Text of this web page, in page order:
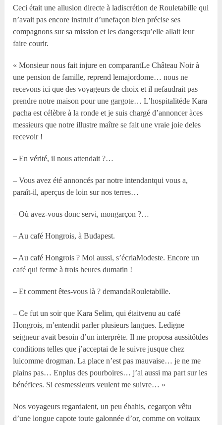
Ceci était une allusion directe à ladiscrétion de Rouletabille qui
n’avait pas encore instruit d’unefaçon bien précise ses
compagnons sur sa mission et les dangersqu’elle allait leur
faire courir.
« Monsieur nous fait injure en comparantLe Château Noir à
une pension de famille, reprend lemajordome… nous ne
recevons ici que des voyageurs de choix et il nefaudrait pas
prendre notre maison pour une gargote… L’hospitalitéde Kara
pacha est célèbre à la ronde et je suis chargé d’annoncer àces
messieurs que notre illustre maître se fait une vraie joie deles
recevoir !
– En vérité, il nous attendait ?…
– Vous avez été annoncés par notre intendantqui vous a,
paraît-il, aperçus de loin sur nos terres…
– Où avez-vous donc servi, mongarçon ?…
– Au café Hongrois, à Budapest.
– Au café Hongrois ? Moi aussi, s’écriaModeste. Encore un
café qui ferme à trois heures dumatin !
– Et comment êtes-vous là ? demandaRouletabille.
– Ce fut un soir que Kara Selim, qui étaitvenu au café
Hongrois, m’entendit parler plusieurs langues. Ledigne
seigneur avait besoin d’un interprète. Il me proposa aussitôtdes
conditions telles que j’acceptai de le suivre jusque chez
luicomme drogman. La place n’est pas mauvaise… je ne me
plains pas… Enplus des pourboires… j’ai aussi ma part sur les
bénéfices. Si cesmessieurs veulent me suivre… »
Nos voyageurs regardaient, un peu ébahis, cegarçon vêtu
d’une longue capote toute galonnée d’or, comme on voitaux